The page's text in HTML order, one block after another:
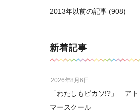
2013年以前の記事 (908)
新着記事
「わたしもピカソ!?」 ア
マースクール
2026年8月6日